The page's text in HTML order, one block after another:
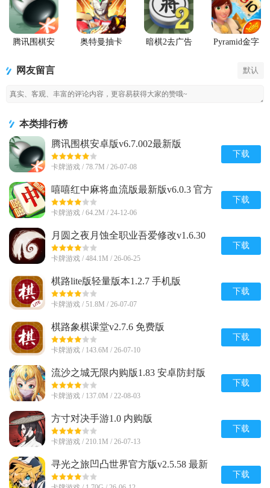
腾讯围棋安
奥特曼抽卡
暗棋2去广告
Pyramid金字
Solitaire
网友留言 默认
本类排行榜
腾讯围棋安卓版v6.7.002最新版
卡牌游戏 / 78.7M / 26-07-08
下载
嘻嘻红中麻将血流版最新版v6.0.3 官方
版
卡牌游戏 / 64.2M / 24-12-06
下载
月圆之夜月蚀全职业吾爱修改v1.6.30
无限金币版
卡牌游戏 / 484.1M / 26-06-25
下载
棋路lite版轻量版本1.2.7 手机版
卡牌游戏 / 51.8M / 26-07-07
下载
棋路象棋课堂v2.7.6 免费版
卡牌游戏 / 143.6M / 26-07-10
下载
流沙之城无限内购版1.83 安卓防封版
卡牌游戏 / 137.0M / 22-08-03
下载
方寸对决手游1.0 内购版
卡牌游戏 / 210.1M / 26-07-13
下载
寻光之旅凹凸世界官方版v2.5.58 最新
版
下载